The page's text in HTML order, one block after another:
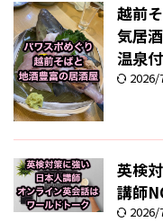
越前
気居
温泉
英検
講師